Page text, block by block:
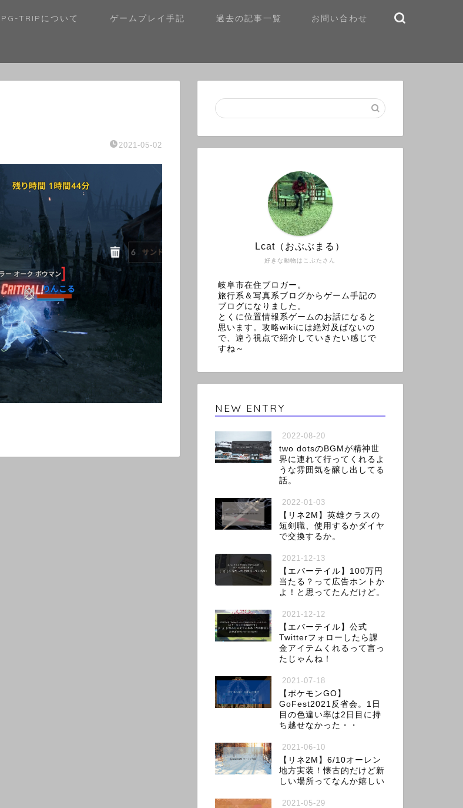
PG-TRIPについて ゲームプレイ手記 過去の記事一覧 お問い合わせ
2021-05-02
好きな動物はこぶたさん
Lcat（おぶぶまる）
岐阜市在住ブロガー。
旅行系＆写真系ブログからゲーム手記の
ブログになりました。
とくに位置情報系ゲームのお話になると
思います。攻略wikiには絶対及ばないの
で、違う視点で紹介していきたい感じで
すね～
NEW ENTRY
2022-08-20
two dotsのBGMが精神世
界に連れて行ってくれるよ
うな雰囲気を醸し出してる
話。
2022-01-03
【リネ2M】英雄クラスの
短剣職、使用するかダイヤ
で交換するか。
2021-12-13
【エバーテイル】100万円
当たる？って広告ホントか
よ！と思ってたんだけど。
2021-12-12
【エバーテイル】公式
Twitterフォローしたら課
金アイテムくれるって言っ
たじゃんね！
2021-07-18
【ポケモンGO】
GoFest2021反省会。1日
目の色違い率は2日目に持
ち越せなかった・・
2021-06-10
【リネ2M】6/10オーレン
地方実装！懐古的だけど新
しい場所ってなんか嬉しい
2021-05-29